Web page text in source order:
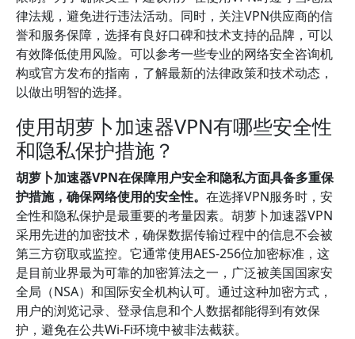
律法规，避免进行违法活动。同时，关注VPN供应商的信
誉和服务保障，选择有良好口碑和技术支持的品牌，可以
有效降低使用风险。可以参考一些专业的网络安全咨询机
构或官方发布的指南，了解最新的法律政策和技术动态，
以做出明智的选择。
使用胡萝卜加速器VPN有哪些安全性
和隐私保护措施？
胡萝卜加速器VPN在保障用户安全和隐私方面具备多重保
护措施，确保网络使用的安全性。 在选择VPN服务时，安
全性和隐私保护是最重要的考量因素。胡萝卜加速器VPN
采用先进的加密技术，确保数据传输过程中的信息不会被
第三方窃取或监控。它通常使用AES-256位加密标准，这
是目前业界最为可靠的加密算法之一，广泛被美国国家安
全局（NSA）和国际安全机构认可。通过这种加密方式，
用户的浏览记录、登录信息和个人数据都能得到有效保
护，避免在公共Wi-Fi环境中被非法截获。